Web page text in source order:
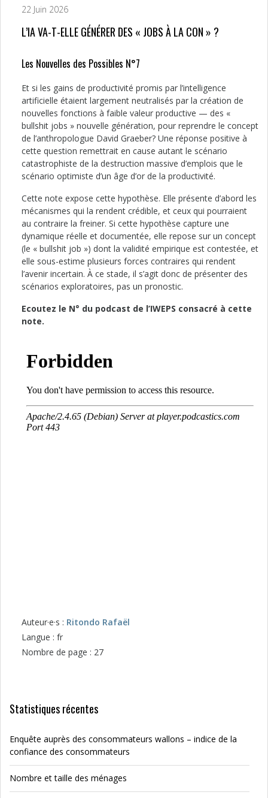
22 Juin 2026
L’IA VA-T-ELLE GÉNÉRER DES « JOBS À LA CON » ?
Les Nouvelles des Possibles N°7
Et si les gains de productivité promis par l’intelligence
artificielle étaient largement neutralisés par la création de
nouvelles fonctions à faible valeur productive — des «
bullshit jobs » nouvelle génération, pour reprendre le concept
de l’anthropologue David Graeber? Une réponse positive à
cette question remettrait en cause autant le scénario
catastrophiste de la destruction massive d’emplois que le
scénario optimiste d’un âge d’or de la productivité.
Cette note expose cette hypothèse. Elle présente d’abord les
mécanismes qui la rendent crédible, et ceux qui pourraient
au contraire la freiner. Si cette hypothèse capture une
dynamique réelle et documentée, elle repose sur un concept
(le « bullshit job ») dont la validité empirique est contestée, et
elle sous-estime plusieurs forces contraires qui rendent
l’avenir incertain. À ce stade, il s’agit donc de présenter des
scénarios exploratoires, pas un pronostic.
Ecoutez le N° du podcast de l’IWEPS consacré à cette
note.
Auteur·e·s : Ritondo Rafaël
Langue : fr
Nombre de page : 27
Statistiques récentes
Enquête auprès des consommateurs wallons – indice de la
confiance des consommateurs
Nombre et taille des ménages